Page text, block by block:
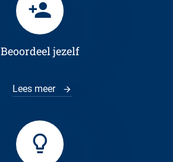
Beoordeel jezelf
Lees meer